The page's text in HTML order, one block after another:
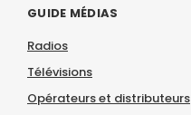
GUIDE MÉDIAS
Radios
Télévisions
Opérateurs et distributeurs